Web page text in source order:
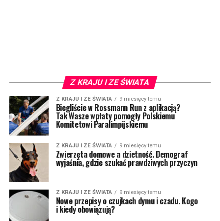
Z KRAJU I ZE ŚWIATA
Z KRAJU I ZE ŚWIATA 9 miesięcy temu
Biegliście w Rossmann Run z aplikacją?
Tak Wasze wpłaty pomogły Polskiemu
Komitetowi Paralimpijskiemu
Z KRAJU I ZE ŚWIATA 9 miesięcy temu
Zwierzęta domowe a dzietność. Demograf
wyjaśnia, gdzie szukać prawdziwych przyczyn
Z KRAJU I ZE ŚWIATA 9 miesięcy temu
Nowe przepisy o czujkach dymu i czadu. Kogo
i kiedy obowiązują?